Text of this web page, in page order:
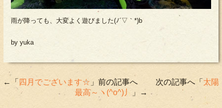
雨が降っても、大変よく遊びました(ﾉ´▽｀*)b
by yuka
←「 四月でございます☆ 」前の記事へ 次の記事へ「 太陽
最高～ヽ(^o^)丿 」→